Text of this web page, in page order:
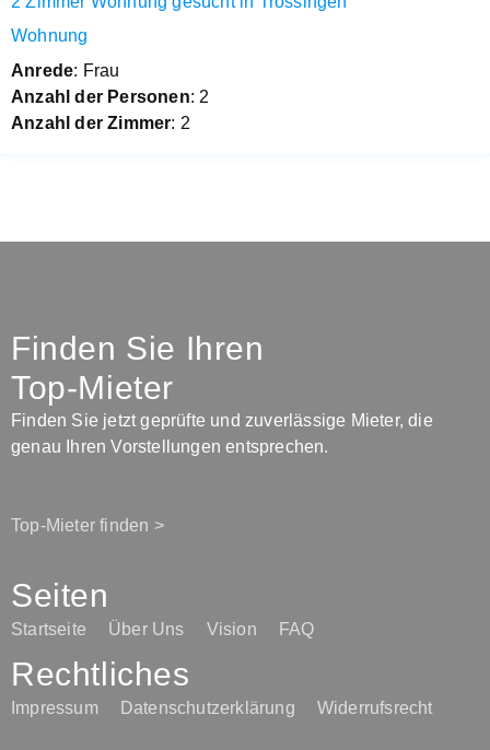
Wohnung
Anrede: Frau
Anzahl der Personen: 2
Anzahl der Zimmer: 2
Finden Sie Ihren
Top-Mieter
Finden Sie jetzt geprüfte und zuverlässige Mieter, die
genau Ihren Vorstellungen entsprechen.
Top-Mieter finden >
Seiten
Startseite Über Uns Vision FAQ
Rechtliches
Impressum Datenschutzerklärung Widerrufsrecht